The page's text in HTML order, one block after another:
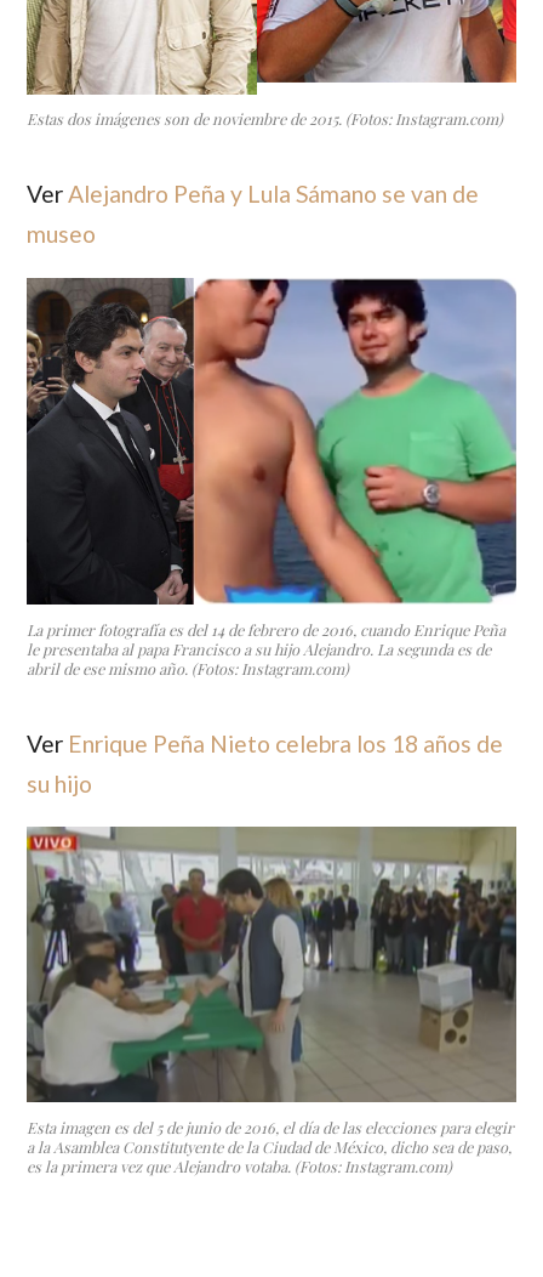
Estas dos imágenes son de noviembre de 2015. (Fotos: Instagram.com)
VerAlejandro Peña y Lula Sámano se van de
museo
La primer fotografía es del 14 de febrero de 2016, cuando Enrique Peña
le presentaba al papa Francisco a su hijo Alejandro. La segunda es de
abril de ese mismo año. (Fotos: Instagram.com)
Ver Enrique Peña Nieto celebra los 18 años de
su hijo
Esta imagen es del 5 de junio de 2016, el día de las elecciones para elegir
a la Asamblea Constitutyente de la Ciudad de México, dicho sea de paso,
es la primera vez que Alejandro votaba. (Fotos: Instagram.com)